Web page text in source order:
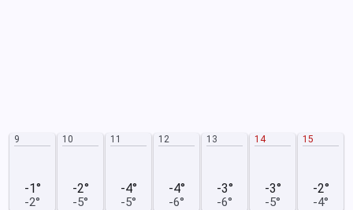
9
-1°
-2°
10
-2°
-5°
11
-4°
-5°
12
-4°
-6°
13
-3°
-6°
14
-3°
-5°
15
-2°
-4°